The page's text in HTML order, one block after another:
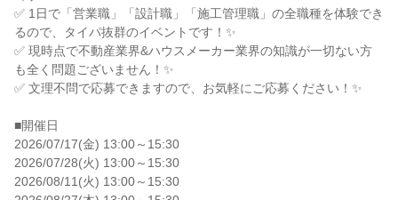
✅ 1日で「営業職」「設計職」「施工管理職」の全職種を体験でき
るので、タイパ抜群のイベントです！✨
✅ 現時点で不動産業界&ハウスメーカー業界の知識が一切ない方
も全く問題ございません！✨
✅ 文理不問で応募できますので、お気軽にご応募ください！✨
■開催日
2026/07/17(金) 13:00～15:30
2026/07/28(火) 13:00～15:30
2026/08/11(火) 13:00～15:30